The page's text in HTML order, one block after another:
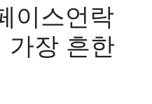
이스언락
가장 흔한